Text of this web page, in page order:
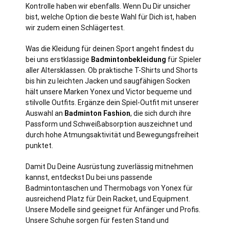
Kontrolle haben wir ebenfalls. Wenn Du Dir unsicher
bist, welche Option die beste Wahl für Dich ist, haben
wir zudem einen Schlägertest.
Was die Kleidung für deinen Sport angeht findest du
bei uns erstklassige Badmintonbekleidung für Spieler
aller Altersklassen. Ob praktische T-Shirts und Shorts
bis hin zu leichten Jacken und saugfähigen Socken
hält unsere Marken Yonex und Victor bequeme und
stilvolle Outfits. Ergänze dein Spiel-Outfit mit unserer
Auswahl an Badminton Fashion, die sich durch ihre
Passform und Schweißabsorption auszeichnet und
durch hohe Atmungsaktivität und Bewegungsfreiheit
punktet.
Damit Du Deine Ausrüstung zuverlässig mitnehmen
kannst, entdeckst Du bei uns passende
Badmintontaschen und Thermobags von Yonex für
ausreichend Platz für Dein Racket, und Equipment.
Unsere Modelle sind geeignet für Anfänger und Profis.
Unsere Schuhe sorgen für festen Stand und